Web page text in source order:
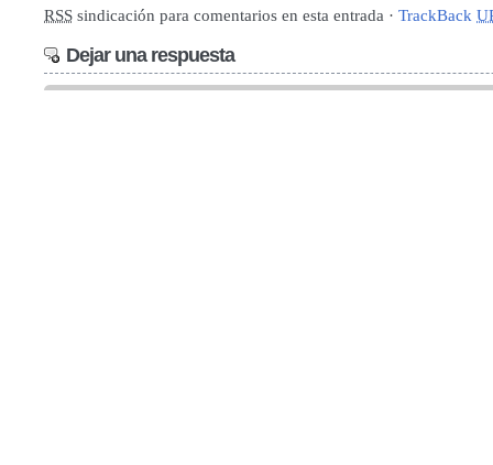
RSS sindicación para comentarios en esta entrada · TrackBack
Dejar una respuesta